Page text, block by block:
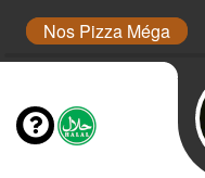
Nos Pizza Méga